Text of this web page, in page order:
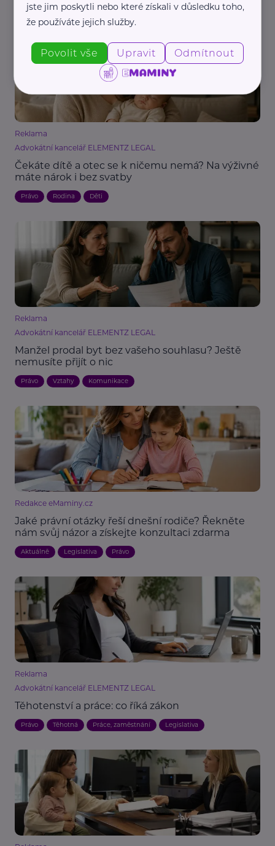
Rodič Právo Děti
Reklama
Advokátní kancelář ELEMENTZ LEGAL
Čekáte dítě a otec se k ničemu nemá? Na výživné
máte nárok i bez svatby
Právo Rodina Děti
Reklama
Advokátní kancelář ELEMENTZ LEGAL
Manžel prodal byt bez vašeho souhlasu? Ještě
nemusíte přijít o nic
Právo Vztahy Komunikace
Redakce eMaminy.cz
Jaké právní otázky řeší dnešní rodiče? Řekněte
nám svůj názor a získejte konzultaci zdarma
Aktuálně Legislativa Právo
Reklama
Advokátní kancelář ELEMENTZ LEGAL
Těhotenství a práce: co říká zákon
Právo Těhotná Práce, zaměstnání Legislativa
jste jim poskytli nebo které získali v důsledku toho,
že používáte jejich služby.
Povolit vše Upravit Odmítnout